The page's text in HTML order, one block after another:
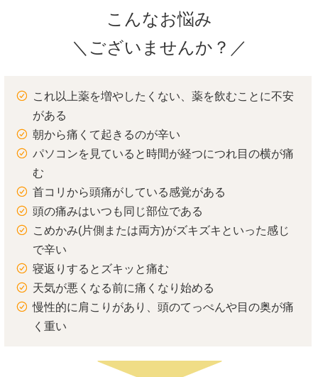
こんなお悩み
＼ございませんか？／
これ以上薬を増やしたくない、薬を飲むことに不安
がある
朝から痛くて起きるのが辛い
パソコンを見ていると時間が経つにつれ目の横が痛
む
首コリから頭痛がしている感覚がある
頭の痛みはいつも同じ部位である
こめかみ(片側または両方)がズキズキといった感じ
で辛い
寝返りするとズキッと痛む
天気が悪くなる前に痛くなり始める
慢性的に肩こりがあり、頭のてっぺんや目の奥が痛
く重い